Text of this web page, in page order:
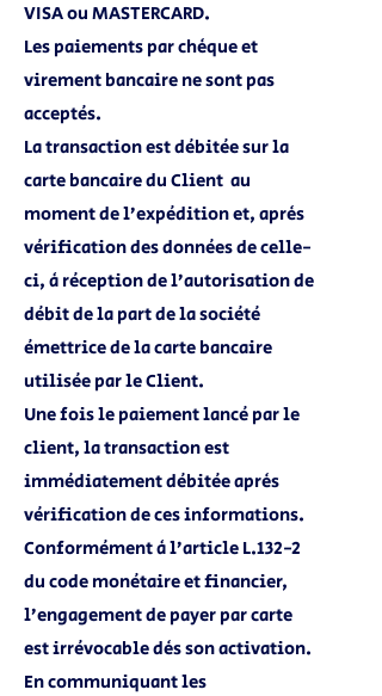
VISA ou MASTERCARD.
Les paiements par chèque et
virement bancaire ne sont pas
acceptés.
La transaction est débitée sur la
carte bancaire du Client au
moment de l’expédition et, après
vérification des données de celle-
ci, à réception de l’autorisation de
débit de la part de la société
émettrice de la carte bancaire
utilisée par le Client.
Une fois le paiement lancé par le
client, la transaction est
immédiatement débitée après
vérification de ces informations.
Conformément à l’article L.132-2
du code monétaire et financier,
l’engagement de payer par carte
est irrévocable dès son activation.
En communiquant les